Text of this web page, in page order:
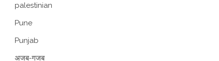
palestinian
Pune
Punjab
अजब-गजब